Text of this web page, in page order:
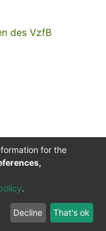
des VzfB
Impaired
policy
Feedback
for the
.
Decline That's ok